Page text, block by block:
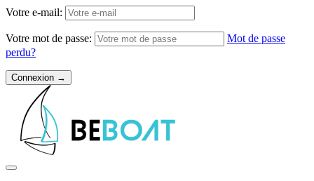
Votre e-mail:
Votre mot de passe:
Mot de passe
perdu?